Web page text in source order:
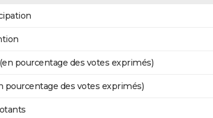
pourcentage des votes exprimés)
pourcentage des votes exprimés)